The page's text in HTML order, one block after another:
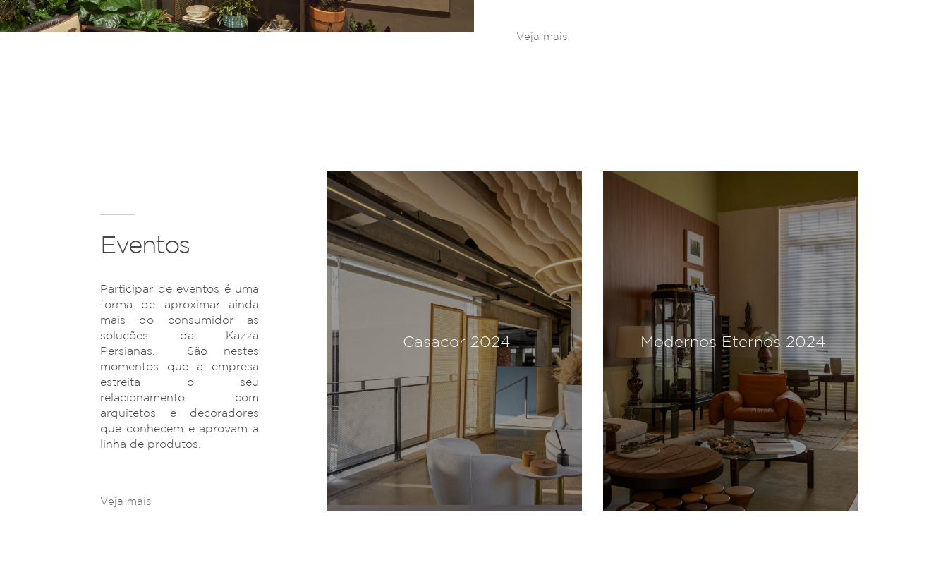
Veja mais
Eventos
Participar de eventos é uma
forma de aproximar ainda
mais do consumidor as
soluções da Kazza
Persianas. São nestes
momentos que a empresa
estreita o seu
relacionamento com
arquitetos e decoradores
que conhecem e aprovam a
linha de produtos.
Veja mais
Modernos Eternos 2023 Modernos Eternos 2022